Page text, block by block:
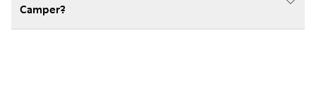
Camper?